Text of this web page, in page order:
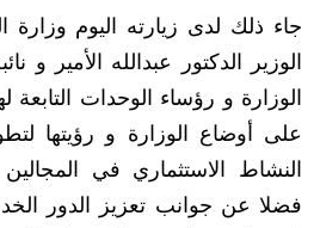
جاء ذلك لدى زيارته اليوم وزارة
الوزير الدكتور عبدالله الأمير و
الوزارة و رؤساء الوحدات
على أوضاع الوزارة و رؤيتها
النشاط الاستثماري في
فضلا عن جوانب تعزيز الدور